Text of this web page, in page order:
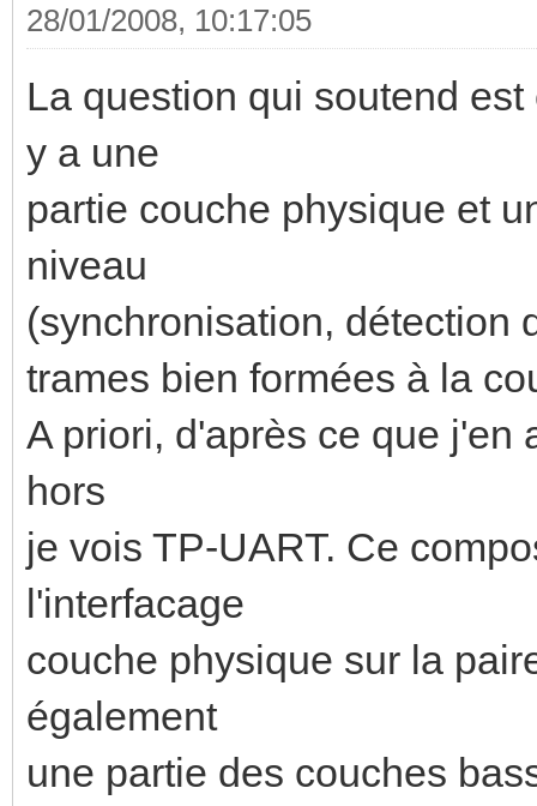
28/01/2008, 10:17:05
La question qui soutend
y a une
partie couche physique et
niveau
(synchronisation, détection
trames bien formées à la
A priori, d'après ce que j'en
hors
je vois TP-UART. Ce
l'interfacage
couche physique sur la
également
une partie des couches